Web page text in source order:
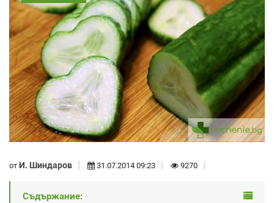
от И. Шиндаров 31.07.2014 09:23 9270
Съдържание: